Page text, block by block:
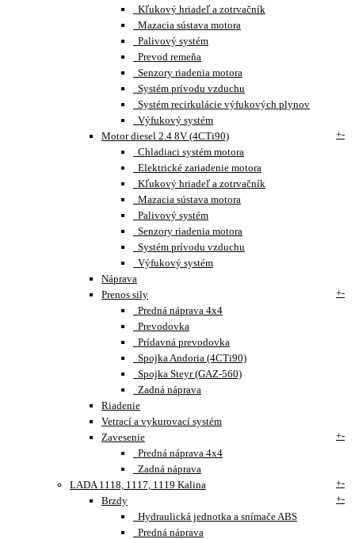
Kľukový hriadeľ a zotrvačník
Mazacia sústava motora
Palivový systém
Prevod remeňa
Senzory riadenia motora
Systém prívodu vzduchu
Systém recirkulácie výfukových plynov
Výfukový systém
Motor diesel 2.4 8V (4CTi90)
+-
Chladiaci systém motora
Elektrické zariadenie motora
Kľukový hriadeľ a zotrvačník
Mazacia sústava motora
Palivový systém
Senzory riadenia motora
Systém prívodu vzduchu
Výfukový systém
Náprava
Prenos sily
+-
Predná náprava 4x4
Prevodovka
Prídavná prevodovka
Spojka Andoria (4CTi90)
Spojka Steyr (GAZ-560)
Zadná náprava
Riadenie
Vetrací a vykurovací systém
Zavesenie
+-
Predná náprava 4x4
Zadná náprava
LADA 1118, 1117, 1119 Kalina
+-
Brzdy
+-
Hydraulická jednotka a snímače ABS
Predná náprava